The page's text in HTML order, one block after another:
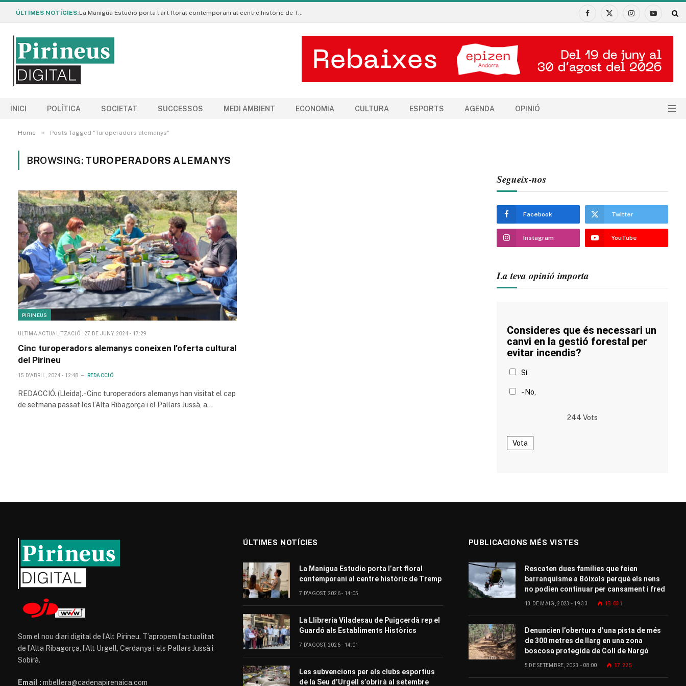
ÚLTIMES NOTÍCIES: La Manigua Estudio porta l’art floral contemporani al centre històric de Tremp
Facebook
X
InstagramYouTube
INICI POLÍTICA SOCIETAT SUCCESSOS MEDI AMBIENT ECONOMIA CULTURA ESPORTS AGENDA OPINIÓ
Home » Posts Tagged "Turoperadors alemanys"
BROWSING: TUROPERADORS ALEMANYS
PIRINEUS
ULTIMA ACTUALITZACIÓ 27 DE JUNY, 2024 - 17:29
Cinc turoperadors alemanys coneixen l’oferta cultural
del Pirineu
15 D'ABRIL, 2024 - 12:48 REDACCIÓ
REDACCIÓ. (Lleida).- Cinc turoperadors alemanys han visitat el cap
de setmana passat les l’Alta Ribagorça i el Pallars Jussà, a…
Segueix-nos
Facebook Twitter
Instagram YouTube
La teva opinió importa
Consideres que és necessari un
canvi en la gestió forestal per
evitar incendis?
Sí,
- No,
244 Vots
Vota
Som el nou diari digital de l’Alt Pirineu. T’apropem l’actualitat
de l’Alta Ribagorça, l’Alt Urgell, Cerdanya i els Pallars Jussà i
Sobirà.
Email : mbellera@cadenapirenaica.com
ÚLTIMES NOTÍCIES
La Manigua Estudio porta l’art floral
contemporani al centre històric de Tremp
7 D'AGOST, 2026 - 14:05
La Llibreria Viladesau de Puigcerdà rep el
Guardó als Establiments Històrics
7 D'AGOST, 2026 - 14:01
Les subvencions per als clubs esportius
de la Seu d’Urgell s’obrirà al setembre
PUBLICACIONS MÉS VISTES
Rescaten dues famílies que feien
barranquisme a Bóixols perquè els nens
no podien continuar per cansament i fred
13 DE MAIG, 2023 - 19:33 18.031
Denuncien l’obertura d’una pista de més
de 300 metres de llarg en una zona
boscosa protegida de Coll de Nargó
5 DE SETEMBRE, 2023 - 08:00 17.225